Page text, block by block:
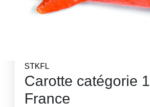
STKFL
Carotte catégorie 1
France